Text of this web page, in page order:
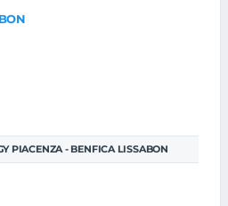
PIACENZA - BENFICA LISSABON